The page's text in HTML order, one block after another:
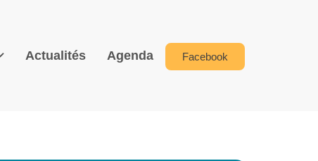
Actualités Agenda Facebook